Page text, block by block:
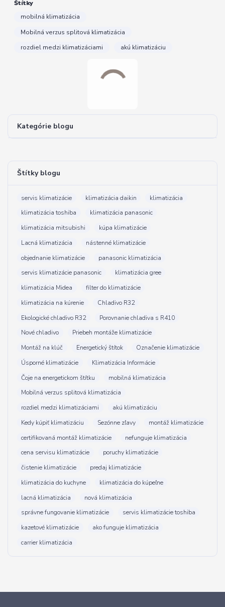
Kategórie blogu
Štítky blogu
servis klimatizácie klimatizácia daikin
klimatizácia
klimatizácia toshiba
klimatizácia panasonic
klimatizácia mitsubishi
kúpa klimatizácie
Lacná klimatizácia
nástenné klimatizácie
objednanie klimatizácie
panasonic klimatizácia
servis klimatizácie panasonic
klimatizácia gree
klimatizácia Midea
filter do klimatizácie
klimatizácia na kúrenie
Chladivo R32
Ekologické chladivo R32
Porovnanie chladiva s R410
Nové chladivo
Priebeh montáže klimatizácie
Montáž na klúč
Energetický štítok
Označenie klimatizácie
Úsporné klimatizácie
Klimatizácia Informácie
Čoje na energetickom štítku
mobilná klimatizácia
Mobilná verzus splitová klimatizácia
rozdiel medzi klimatizáciami
akú klimatizáciu
Kedy kúpiť klimatizáciu
Sezónne zľavy
montáž klimatizácie
certifikovaná montáž klimatizácie
nefunguje klimatizácia
cena servisu klimatizácie
poruchy klimatizácie
čistenie klimatizácie
predaj klimatizácie
klimatizácia do kuchyne
klimatizácia do kúpeľne
lacná klimatizácia
nová klimatizácia
správne fungovanie klimatizácie
servis klimatizácie toshiba
kazetové klimatizácie
ako funguje klimatizácia
carrier klimatizácia
Štítky
mobilná klimatizácia
Mobilná verzus splitová klimatizácia
rozdiel medzi klimatizáciami
akú klimatizáciu